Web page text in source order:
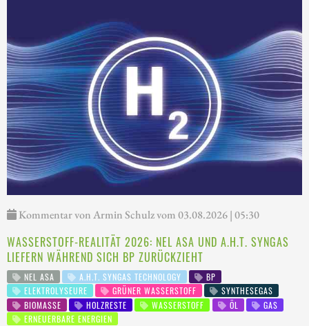
Kommentar von Armin Schulz vom 03.08.2026 | 05:30
WASSERSTOFF-REALITÄT 2026: NEL ASA UND A.H.T. SYNGAS
LIEFERN WÄHREND SICH BP ZURÜCKZIEHT
NEL ASA A.H.T. SYNGAS TECHNOLOGY
BP
ELEKTROLYSEURE
GRÜNER WASSERSTOFF
SYNTHESEGAS
BIOMASSE
HOLZRESTE WASSERSTOFF ÖL
GAS
ERNEUERBARE ENERGIEN